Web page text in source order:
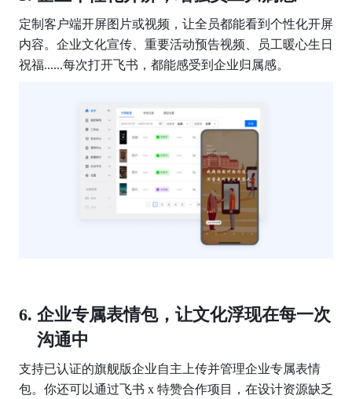
定制客户端开屏图片或视频，让全员都能看到个性化开屏
内容。企业文化宣传、重要活动预告视频、员工暖心生日
祝福......每次打开飞书，都能感受到企业归属感。
企业专属表情包，让文化浮现在每一次
沟通中
支持已认证的旗舰版企业自主上传并管理企业专属表情
包。你还可以通过飞书 x 特赞合作项目，在设计资源缺乏